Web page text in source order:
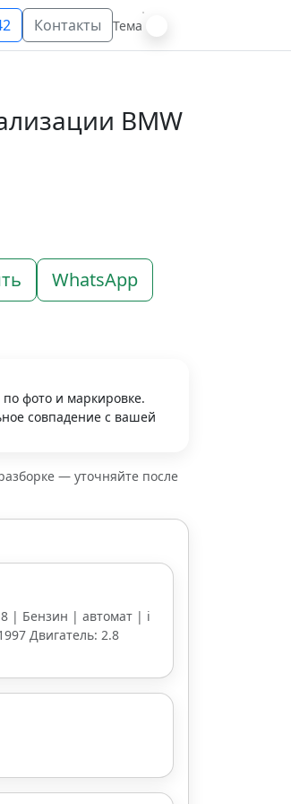
Контакты Тема
BMW
WhatsApp
фото и маркировке.
совпадение с вашей
— уточняйте после
| Бензин | автомат | i
Двигатель: 2.8